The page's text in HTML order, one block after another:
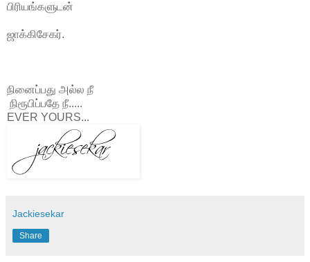
பிரியங்களுடன்
ஜாக்கிசேகர்.
நினைப்பது அல்ல நீ
நிரூபிப்பதே நீ.....
EVER YOURS...
Jackiesekar
Share